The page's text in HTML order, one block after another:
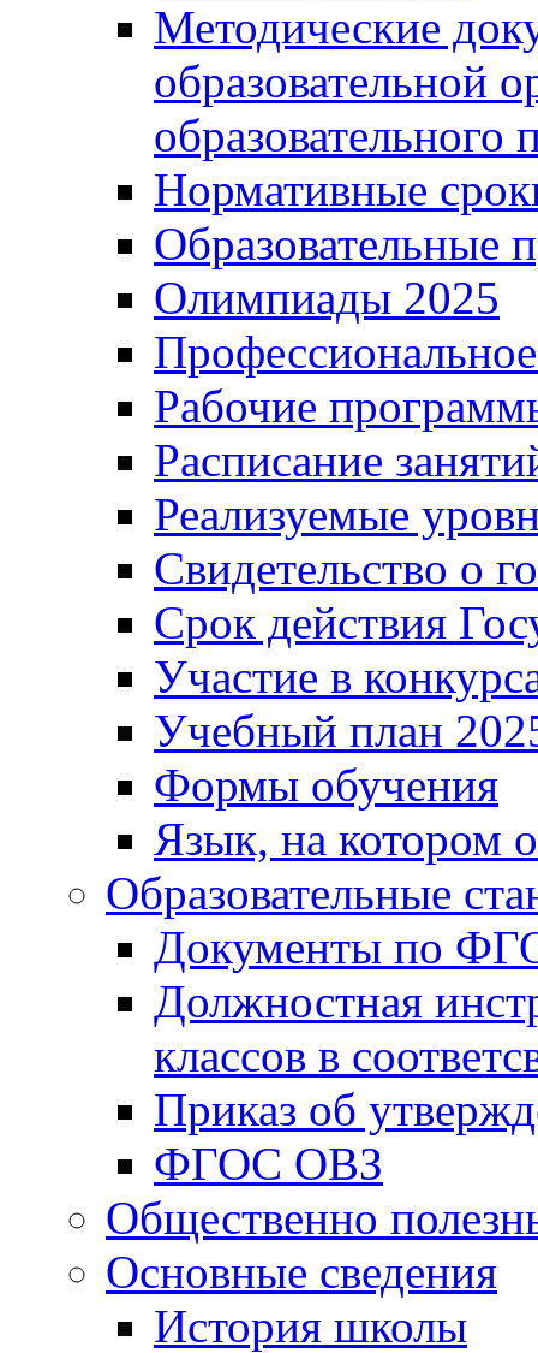
Методические
образовательной
образовательного
Нормативные
Образовательные
Олимпиады 2025
Рабочие
Расписание
Реализуемые
Свидетельство о
Срок действия
Участие в
Учебный план
Формы обучения
Язык, на котором
Образовательные
Документы по
Должностная
классов в
Приказ об
ФГОС ОВЗ
Общественно
Основные сведения
История школы